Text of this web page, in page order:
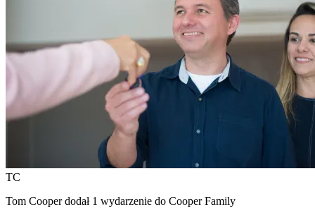
TC
Tom Cooperdodał 1 wydarzenie do Cooper Family